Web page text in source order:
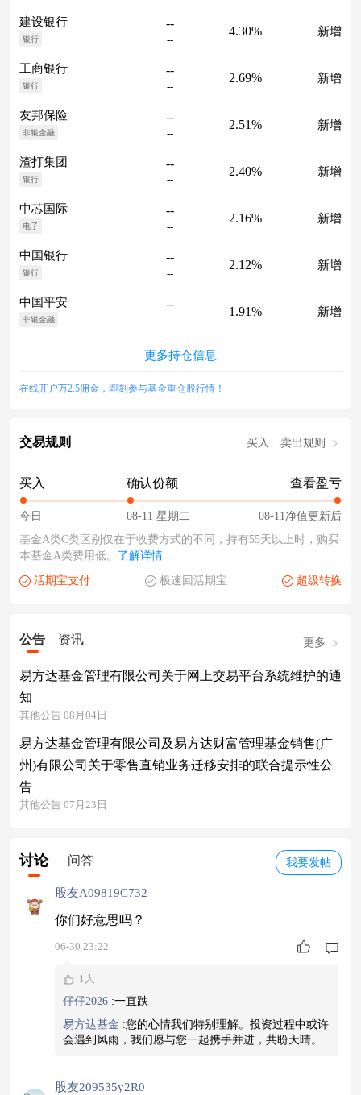
建设银行
银行
--
--
4.30% 新增
工商银行
银行
--
--
2.69% 新增
友邦保险
非银金融
--
--
2.51% 新增
渣打集团
银行
--
--
2.40% 新增
中芯国际
电子
--
--
2.16% 新增
中国银行
银行
--
--
2.12% 新增
中国平安
非银金融
--
--
1.91% 新增
更多持仓信息
在线开户万2.5佣金，即刻参与基金重仓股行情！
交易规则 买入、卖出规则
买入
今日
确认份额
08-11 星期二
查看盈亏
08-11净值更新后
基金A类C类区别仅在于收费方式的不同，持有55天以上时，购买
本基金A类费用低。 了解详情
活期宝支付 极速回活期宝 超级转换
公告 资讯 更多
易方达基金管理有限公司关于网上交易平台系统维护的通
知
其他公告 08月04日
易方达基金管理有限公司及易方达财富管理基金销售(广
州)有限公司关于零售直销业务迁移安排的联合提示性公
告
其他公告 07月23日
我要发帖
讨论 问答
股友A09819C732
你们好意思吗？
06-30 23:22
1人
仔仔2026 :一直跌
易方达基金 :您的心情我们特别理解。投资过程中或许
会遇到风雨，我们愿与您一起携手并进，共盼天晴。
股友209535y2R0